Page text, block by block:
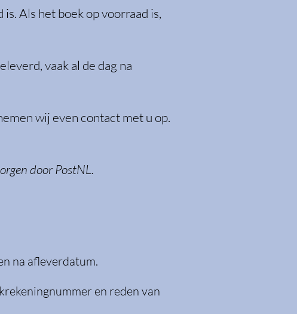
Als het boek op voorraad is,
vaak al de dag na
wij even contact met u op.
door PostNL.
na afleverdatum.
en reden van